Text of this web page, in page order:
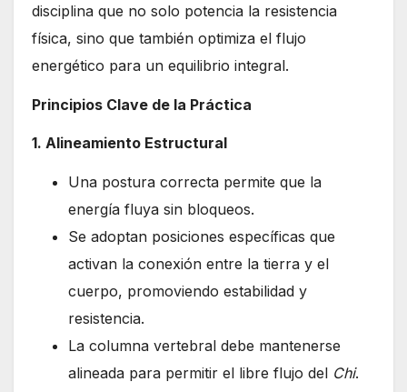
disciplina que no solo potencia la resistencia
física, sino que también optimiza el flujo
energético para un equilibrio integral.
Principios Clave de la Práctica
1. Alineamiento Estructural
Una postura correcta permite que la
energía fluya sin bloqueos.
Se adoptan posiciones específicas que
activan la conexión entre la tierra y el
cuerpo, promoviendo estabilidad y
resistencia.
La columna vertebral debe mantenerse
alineada para permitir el libre flujo del Chi.